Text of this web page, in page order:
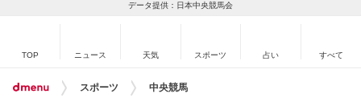
データ提供：日本中央競馬会
TOP ニュース 天気 スポーツ 占い すべて
スポーツ 中央競馬